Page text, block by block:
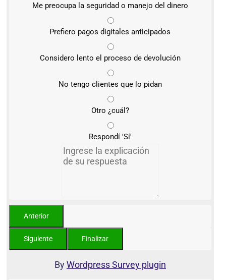
Me preocupa la seguridad o manejo del dinero
Prefiero pagos digitales anticipados
Considero lento el proceso de devolución
No tengo clientes que lo pidan
Otro ¿cuál?
Respondí 'Sí'
ByWordpress Survey plugin